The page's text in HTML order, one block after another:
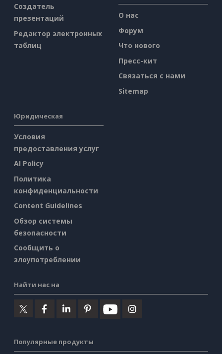
Создатель
презентаций
Редактор электронных
таблиц
О нас
Форум
Что нового
Пресс-кит
Связаться с нами
Sitemap
Юридическая
Условия
предоставления услуг
AI Policy
Политика
конфиденциальности
Content Guidelines
Обзор системы
безопасности
Сообщить о
злоупотреблении
Найти нас на
Популярные продукты